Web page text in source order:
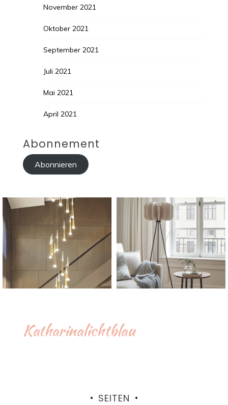
November 2021
Oktober 2021
September 2021
Juli 2021
Mai 2021
April 2021
Abonnement
Abonnieren
Katharinalichtblau
SEITEN